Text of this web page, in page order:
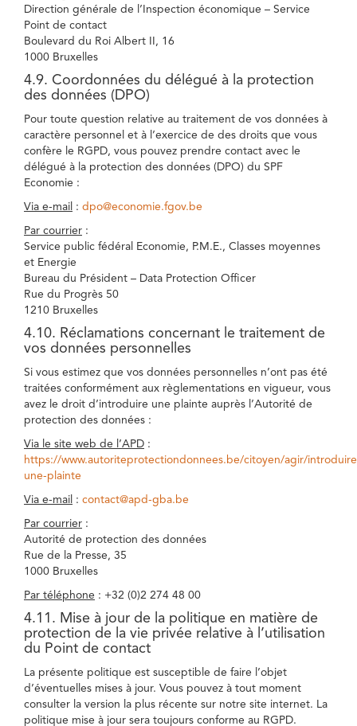
Direction générale de l’Inspection économique – Service
Point de contact
Boulevard du Roi Albert II, 16
1000 Bruxelles
4.9. Coordonnées du délégué à la protection
des données (DPO)
Pour toute question relative au traitement de vos données à
caractère personnel et à l’exercice de des droits que vous
confère le RGPD, vous pouvez prendre contact avec le
délégué à la protection des données (DPO) du SPF
Economie :
Via e-mail : dpo@economie.fgov.be
Par courrier :
Service public fédéral Economie, P.M.E., Classes moyennes
et Energie
Bureau du Président – Data Protection Officer
Rue du Progrès 50
1210 Bruxelles
4.10. Réclamations concernant le traitement de
vos données personnelles
Si vous estimez que vos données personnelles n’ont pas été
traitées conformément aux règlementations en vigueur, vous
avez le droit d’introduire une plainte auprès l’Autorité de
protection des données :
Via le site web de l’APD :
https://www.autoriteprotectiondonnees.be/citoyen/agir/
une-plainte
Via e-mail : contact@apd-gba.be
Par courrier :
Autorité de protection des données
Rue de la Presse, 35
1000 Bruxelles
Par téléphone : +32 (0)2 274 48 00
4.11. Mise à jour de la politique en matière de
protection de la vie privée relative à l’utilisation
du Point de contact
La présente politique est susceptible de faire l’objet
d’éventuelles mises à jour. Vous pouvez à tout moment
consulter la version la plus récente sur notre site internet. La
politique mise à jour sera toujours conforme au RGPD.